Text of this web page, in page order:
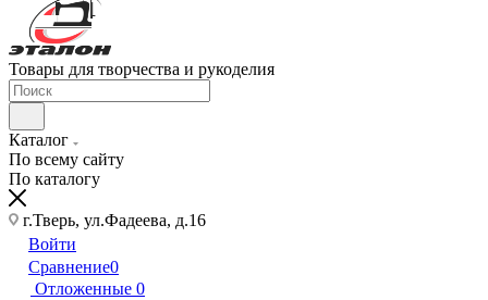
Товары для творчества и рукоделия
Каталог
По всему сайту
По каталогу
г.Тверь, ул.Фадеева, д.16
Войти
Сравнение0
Отложенные 0